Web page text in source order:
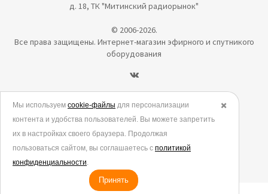
д. 18, ТК "Митинский радиорынок"
© 2006-2026.
Все права защищены. Интернет-магазин эфирного и спутникого
оборудования
Политика в отношении обработки персональных данных
Согласие на обработку персональных данных
Согласие на обработку данных метрическими программами
Политика использования cookies
✖️
Мы используем cookie-файлы для персонализации
контента и удобства пользователей. Вы можете запретить
их в настройках своего браузера. Продолжая
пользоваться сайтом, вы соглашаетесь с политикой
конфиденциальности.
Принять